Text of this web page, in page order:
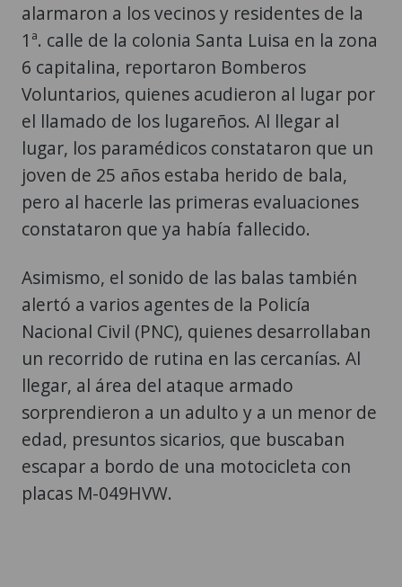
alarmaron a los vecinos y residentes de la
1ª. calle de la colonia Santa Luisa en la zona
6 capitalina, reportaron Bomberos
Voluntarios, quienes acudieron al lugar por
el llamado de los lugareños. Al llegar al
lugar, los paramédicos constataron que un
joven de 25 años estaba herido de bala,
pero al hacerle las primeras evaluaciones
constataron que ya había fallecido.
Asimismo, el sonido de las balas también
alertó a varios agentes de la Policía
Nacional Civil (PNC), quienes desarrollaban
un recorrido de rutina en las cercanías. Al
llegar, al área del ataque armado
sorprendieron a un adulto y a un menor de
edad, presuntos sicarios, que buscaban
escapar a bordo de una motocicleta con
placas M-049HVW.